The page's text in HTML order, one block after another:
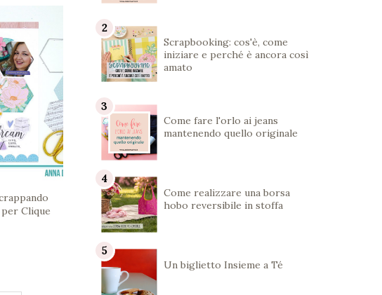
Clique
Scrapbooking: cos'è, come
iniziare e perché è ancora così
amato
Come fare l'orlo ai jeans
mantenendo quello originale
Come realizzare una borsa
hobo reversibile in stoffa
Un biglietto Insieme a Té